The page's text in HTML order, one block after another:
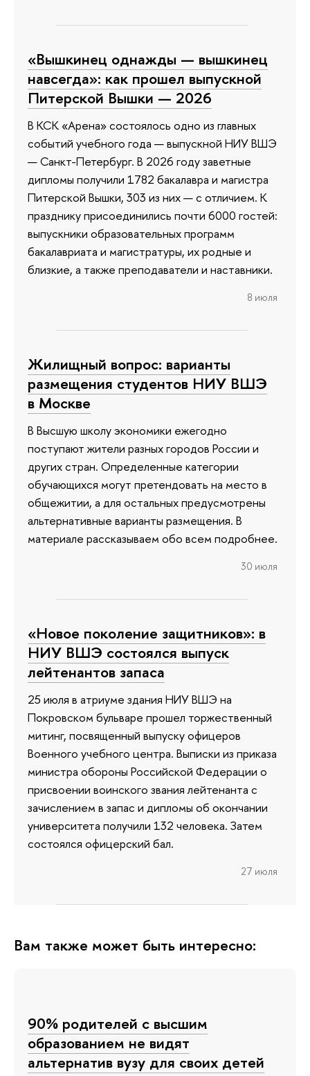
«Вышкинец однажды — вышкинец
навсегда»: как прошел выпускной
Питерской Вышки — 2026
В КСК «Арена» состоялось одно из главных
событий учебного года — выпускной НИУ ВШЭ
— Санкт-Петербург. В 2026 году заветные
дипломы получили 1782 бакалавра и магистра
Питерской Вышки, 303 из них — с отличием. К
празднику присоединились почти 6000 гостей:
выпускники образовательных программ
бакалавриата и магистратуры, их родные и
близкие, а также преподаватели и наставники.
8 июля
Жилищный вопрос: варианты
размещения студентов НИУ ВШЭ
в Москве
В Высшую школу экономики ежегодно
поступают жители разных городов России и
других стран. Определенные категории
обучающихся могут претендовать на место в
общежитии, а для остальных предусмотрены
альтернативные варианты размещения. В
материале рассказываем обо всем подробнее.
30 июля
«Новое поколение защитников»: в
НИУ ВШЭ состоялся выпуск
лейтенантов запаса
25 июля в атриуме здания НИУ ВШЭ на
Покровском бульваре прошел торжественный
митинг, посвященный выпуску офицеров
Военного учебного центра. Выписки из приказа
министра обороны Российской Федерации о
присвоении воинского звания лейтенанта с
зачислением в запас и дипломы об окончании
университета получили 132 человека. Затем
состоялся офицерский бал.
27 июля
Вам также может быть интересно:
90% родителей с высшим
образованием не видят
альтернатив вузу для своих детей